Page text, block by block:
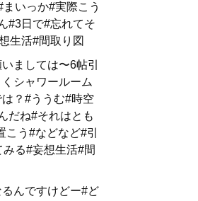
いっか#実際こう
#3日で#忘れてそ
生活#間取り図
ましては〜6帖引
くシャワールーム
？#ううむ#時空
だね#それはとも
う#などなど#引
る#妄想生活#間
んですけどー#ど